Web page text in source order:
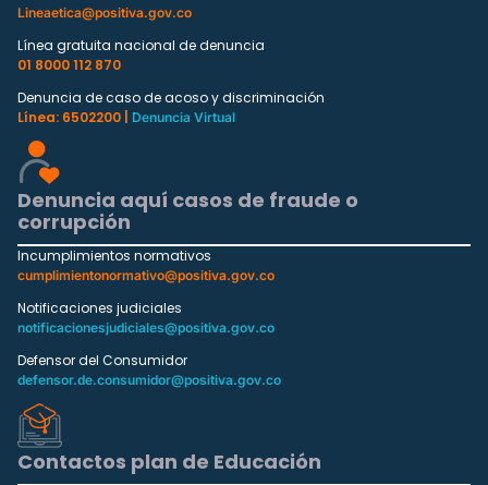
Lineaetica@positiva.gov.co
Línea gratuita nacional de denuncia
01 8000 112 870
Denuncia de caso de acoso y discriminación
Línea: 6502200 |
Denuncia Virtual
Denuncia aquí casos de fraude o
corrupción
Incumplimientos normativos
cumplimientonormativo@positiva.gov.co
Notificaciones judiciales
notificacionesjudiciales@positiva.gov.co
Defensor del Consumidor
defensor.de.consumidor@positiva.gov.co
Contactos plan de Educación